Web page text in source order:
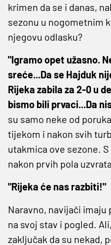
krimen da se i danas,
sezonu u nogometnim
njegovu odlasku?
"Igramo opet užasno.
sreće...Da se Hajduk
Rijeka zabila za 2-0 u
bismo bili prvaci...Da
su samo neke od
tijekom i nakon svih
utakmica ove sezone.
nakon prvih pola
"Rijeka će nas razbiti!"
Naravno, navijači imaju
na svoj stav i pogled.
zaključak da su nekad,